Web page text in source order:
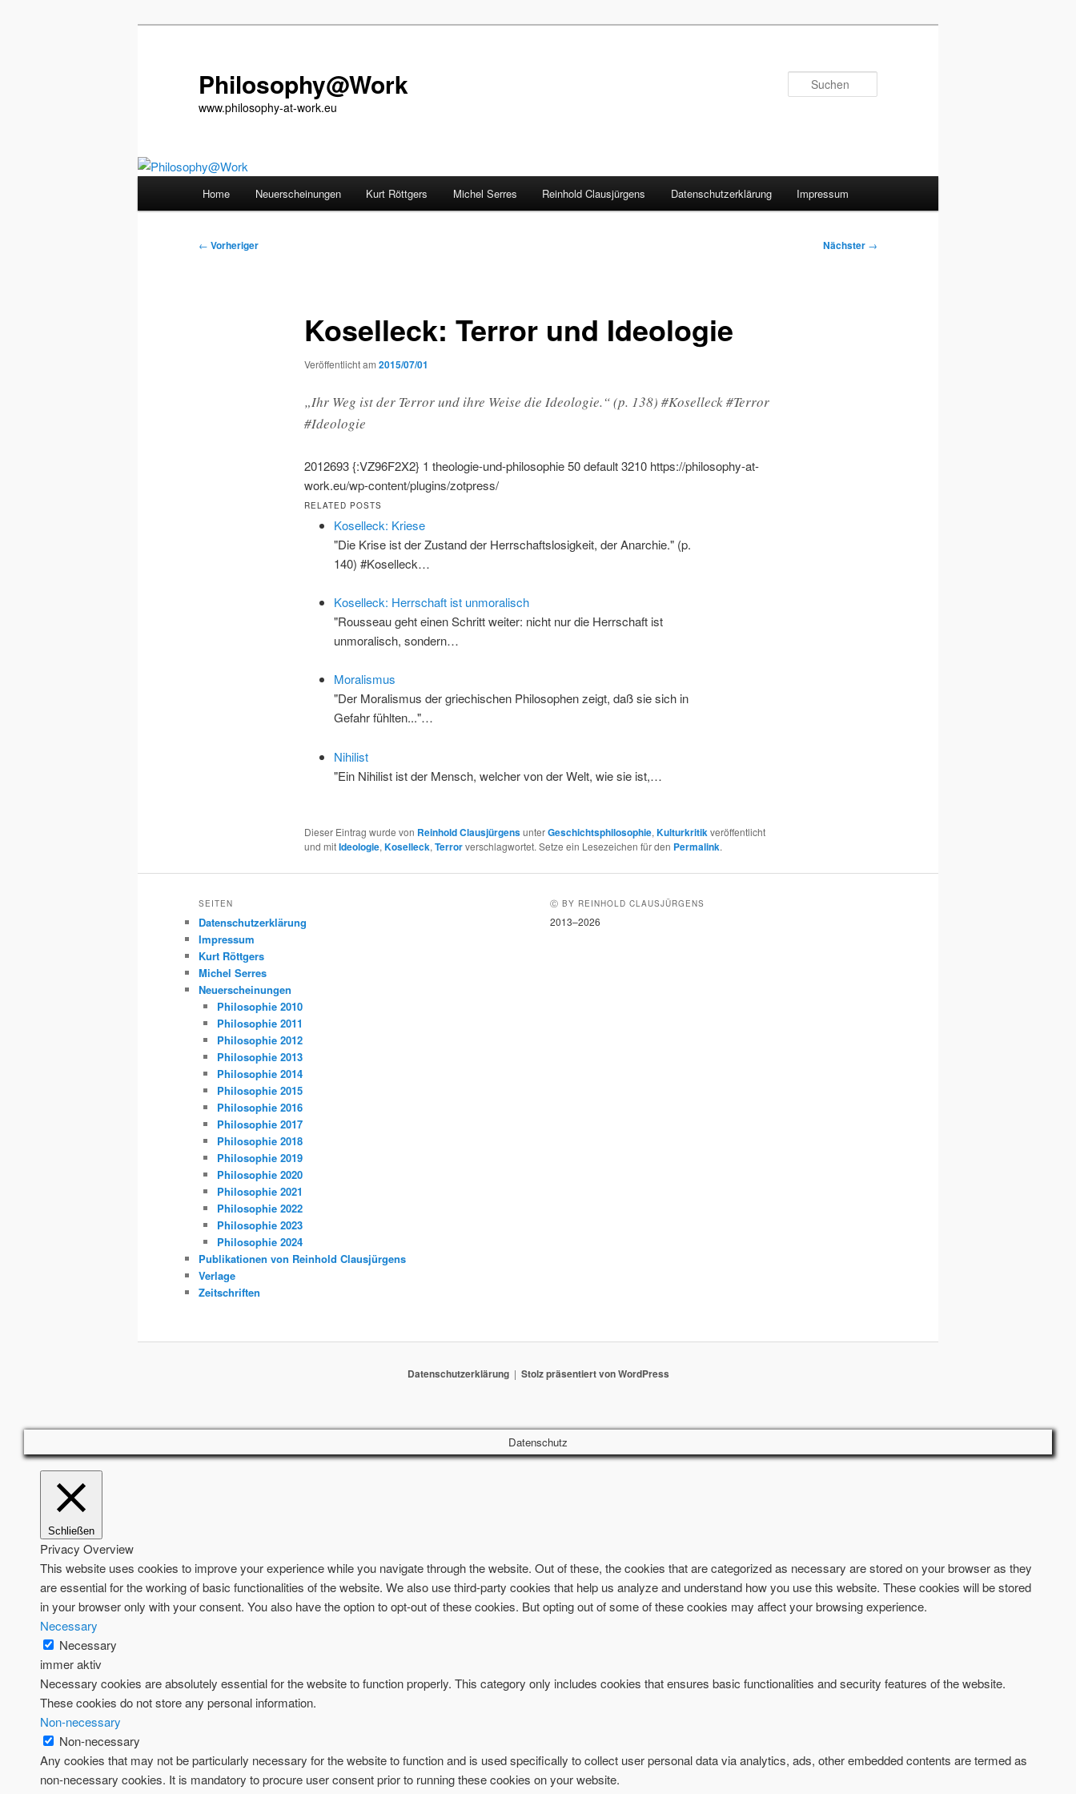
Philosophy@Work
www.philosophy-at-work.eu
Home Neuerscheinungen Kurt Röttgers Michel Serres Reinhold Clausjürgens Datenschutzerklärung Impressum
Beitragsnavigation
← Vorheriger Nächster →
Koselleck: Terror und Ideologie
Veröffentlicht am 2015/07/01
„Ihr Weg ist der Terror und ihre Weise die Ideologie.“ (p. 138) #Koselleck #Terror
#Ideologie
2012693{:VZ96F2X2} 1 theologie-und-philosophie50default3210 https://philosophy-at-
work.eu/wp-content/plugins/zotpress/
RELATED POSTS
Koselleck: Kriese
"Die Krise ist der Zustand der Herrschaftslosigkeit, der Anarchie." (p.
140) #Koselleck…
Koselleck: Herrschaft ist unmoralisch
"Rousseau geht einen Schritt weiter: nicht nur die Herrschaft ist
unmoralisch, sondern…
Moralismus
"Der Moralismus der griechischen Philosophen zeigt, daß sie sich in
Gefahr fühlten..."…
Nihilist
"Ein Nihilist ist der Mensch, welcher von der Welt, wie sie ist,…
Dieser Eintrag wurde von Reinhold ClausjürgensunterGeschichtsphilosophie, Kulturkritik veröffentlicht
und mitIdeologie, Koselleck, Terrorverschlagwortet. Setze ein Lesezeichen für den Permalink.
SEITEN
Datenschutzerklärung
Impressum
Kurt Röttgers
Michel Serres
Neuerscheinungen
Philosophie 2010
Philosophie 2011
Philosophie 2012
Philosophie 2013
Philosophie 2014
Philosophie 2015
Philosophie 2016
Philosophie 2017
Philosophie 2018
Philosophie 2019
Philosophie 2020
Philosophie 2021
Philosophie 2022
Philosophie 2023
Philosophie 2024
Publikationen von Reinhold Clausjürgens
Verlage
Zeitschriften
Ⓒ BY REINHOLD CLAUSJÜRGENS
2013–2026
Datenschutzerklärung Stolz präsentiert von WordPress
Datenschutz
Schließen
Privacy Overview
This website uses cookies to improve your experience while you navigate through the website. Out of these, the cookies that are categorized as necessary are stored on your browser as they
are essential for the working of basic functionalities of the website. We also use third-party cookies that help us analyze and understand how you use this website. These cookies will be stored
in your browser only with your consent. You also have the option to opt-out of these cookies. But opting out of some of these cookies may affect your browsing experience.
Necessary
Necessary
immer aktiv
Necessary cookies are absolutely essential for the website to function properly. This category only includes cookies that ensures basic functionalities and security features of the website.
These cookies do not store any personal information.
Non-necessary
Non-necessary
Any cookies that may not be particularly necessary for the website to function and is used specifically to collect user personal data via analytics, ads, other embedded contents are termed as
non-necessary cookies. It is mandatory to procure user consent prior to running these cookies on your website.